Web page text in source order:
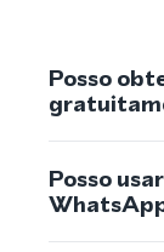
Posso
Posso